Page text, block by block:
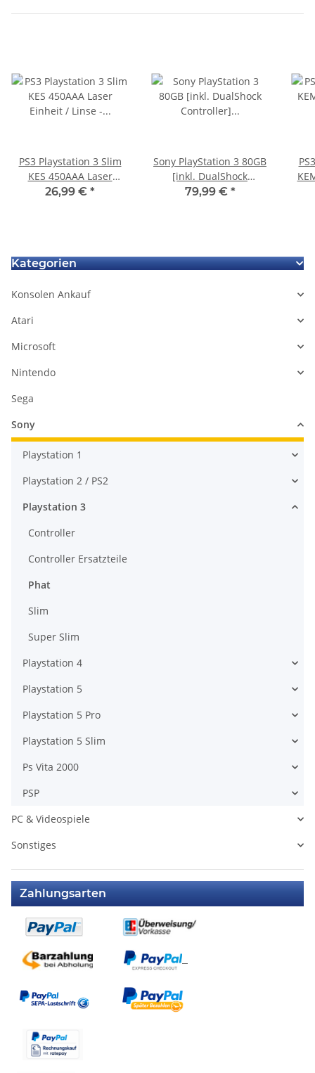
PS3 Playstation 3 Slim
KES 450AAA Laser
Einheit / Linse - KEM
26,99 € *
Sony PlayStation 3 80GB
[inkl. DualShock
Controller] schwarz -
79,99 € *
Kategorien
Konsolen Ankauf
Atari
Microsoft
Nintendo
Sega
Sony
Playstation 1
Playstation 2 / PS2
Playstation 3
Controller
Controller Ersatzteile
Phat
Slim
Super Slim
Playstation 4
Playstation 5
Playstation 5 Pro
Playstation 5 Slim
Ps Vita 2000
PSP
PC & Videospiele
Sonstiges
Zahlungsarten